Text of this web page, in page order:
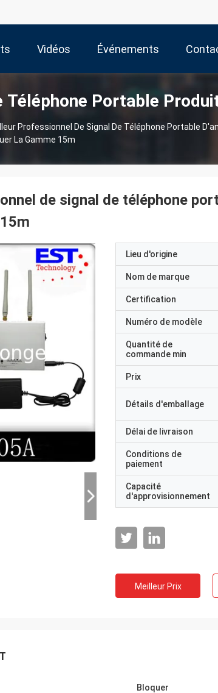
Vidéos Événements
Téléphone Portable
Professionnel De Signal De Téléphone Portable
La Gamme 15m
de signal de téléphone
Lieu d'origine
Nom de marque
Certification
Numéro de modèle
Quantité de
commande min
Prix
Détails d'emballage
Délai de livraison
Conditions de
paiement
Capacité
d'approvisionnement
Meilleur Prix
Bloquer